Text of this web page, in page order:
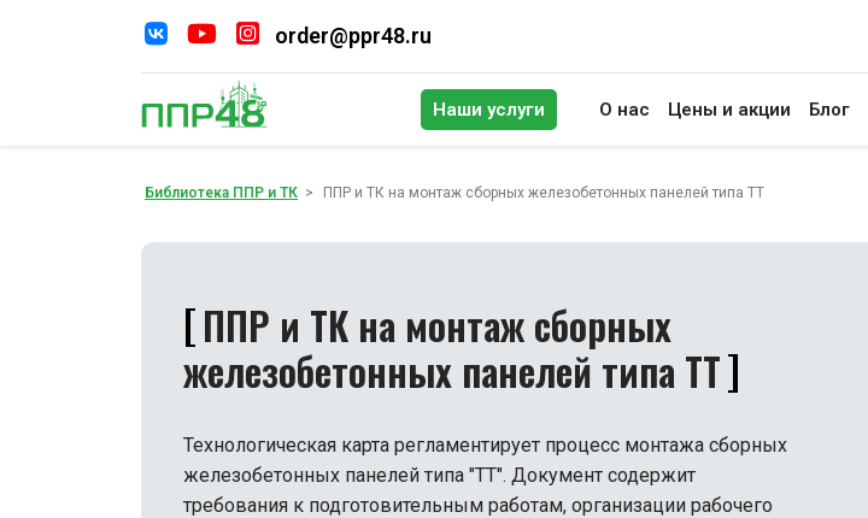
order@ppr48.ru
Наши услуги О нас Цены и акции Блог
Библиотека ППР и ТК ППР и ТК на монтаж сборных железобетонных панелей типа TT
ППР и ТК на монтаж сборных
железобетонных панелей типа TT
Технологическая карта регламентирует процесс монтажа сборных
железобетонных панелей типа "ТТ". Документ содержит
требования к подготовительным работам, организации рабочего
Поиск